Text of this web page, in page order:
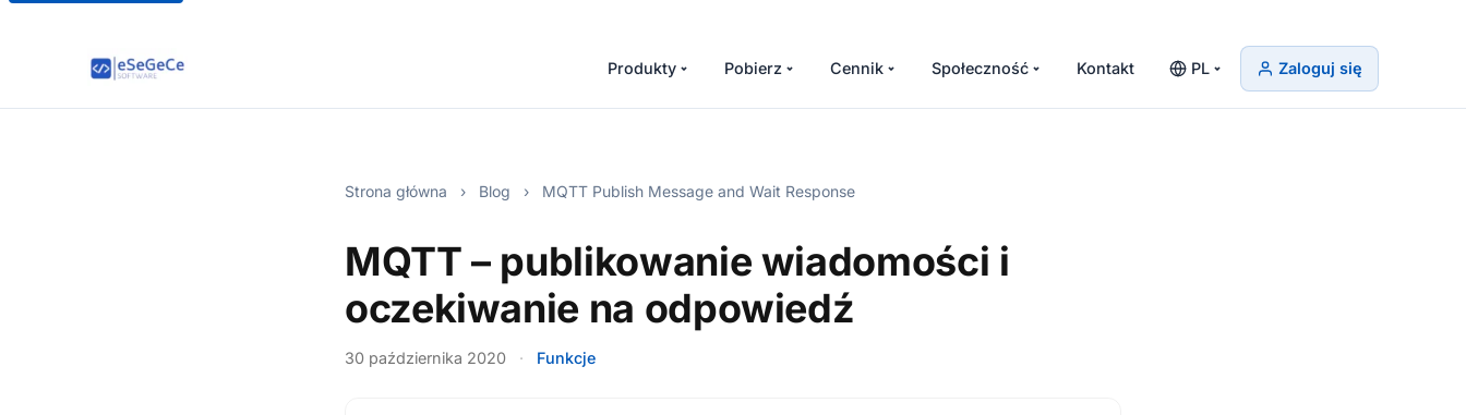
Produkty Pobierz Cennik Społeczność Kontakt PL Zaloguj się
Strona główna › Blog › MQTT Publish Message and Wait Response
MQTT – publikowanie wiadomości i
oczekiwanie na odpowiedź
30 października 2020 · Funkcje